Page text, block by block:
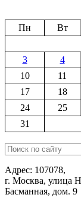
Пн
Вт
3
4
10
11
17
18
24
25
31
Поиск:
Адрес: 107078,
г. Москва, улица
Басманная, дом. 9